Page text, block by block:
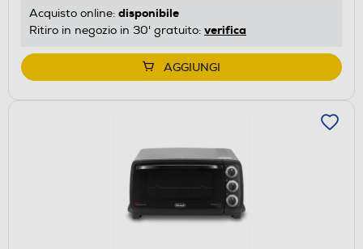
Acquisto online: disponibile
Ritiro in negozio in 30' gratuito: verifica
AGGIUNGI